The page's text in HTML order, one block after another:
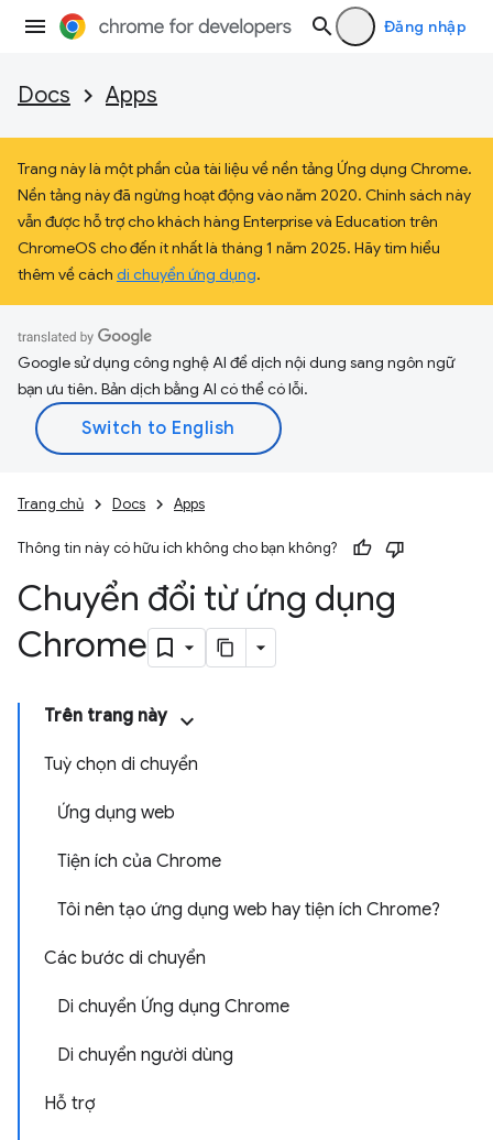
Đăng nhập
Docs Apps
Trang này là một phần của tài liệu về nền tảng Ứng dụng Chrome.
Nền tảng này đã ngừng hoạt động vào năm 2020. Chính sách này
vẫn được hỗ trợ cho khách hàng Enterprise và Education trên
ChromeOS cho đến ít nhất là tháng 1 năm 2025. Hãy tìm hiểu
thêm về cách di chuyển ứng dụng.
Google sử dụng công nghệ AI để dịch nội dung sang ngôn ngữ
bạn ưu tiên. Bản dịch bằng AI có thể có lỗi.
Trang chủ Docs Apps
Thông tin này có hữu ích không cho bạn không?
Chuyển đổi từ ứng dụng
Chrome
Trên trang này
Tuỳ chọn di chuyển
Ứng dụng web
Tiện ích của Chrome
Tôi nên tạo ứng dụng web hay tiện ích Chrome?
Các bước di chuyển
Di chuyển Ứng dụng Chrome
Di chuyển người dùng
Hỗ trợ